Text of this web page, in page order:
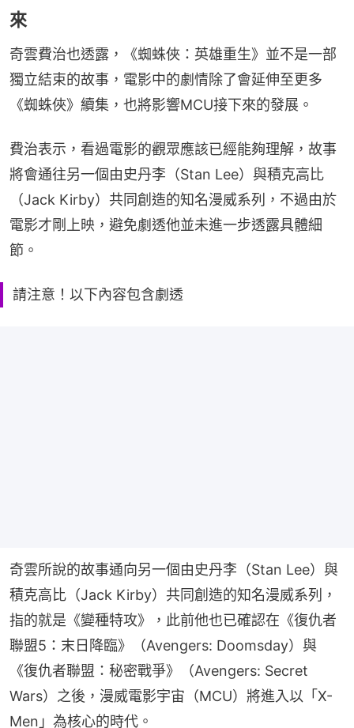
來
奇雲費治也透露，《蜘蛛俠：英雄重生》並不是一部
獨立結束的故事，電影中的劇情除了會延伸至更多
《蜘蛛俠》續集，也將影響MCU接下來的發展。
費治表示，看過電影的觀眾應該已經能夠理解，故事
將會通往另一個由史丹李（Stan Lee）與積克高比
（Jack Kirby）共同創造的知名漫威系列，不過由於
電影才剛上映，避免劇透他並未進一步透露具體細
節。
請注意！以下內容包含劇透
奇雲所說的故事通向另一個由史丹李（Stan Lee）與
積克高比（Jack Kirby）共同創造的知名漫威系列，
指的就是《變種特攻》，此前他也已確認在《復仇者
聯盟5：末日降臨》（Avengers: Doomsday）與
《復仇者聯盟：秘密戰爭》（Avengers: Secret
Wars）之後，漫威電影宇宙（MCU）將進入以「X-
Men」為核心的時代。